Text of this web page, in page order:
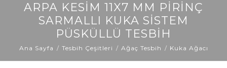
ARPA KESIM 11X7 MM PIRINÇ
SARMALLI KUKA SISTEM
PÜSKÜLLÜ TESBIH
Ana Sayfa Tesbih Çeşitleri Ağaç Tesbih Kuka Ağacı